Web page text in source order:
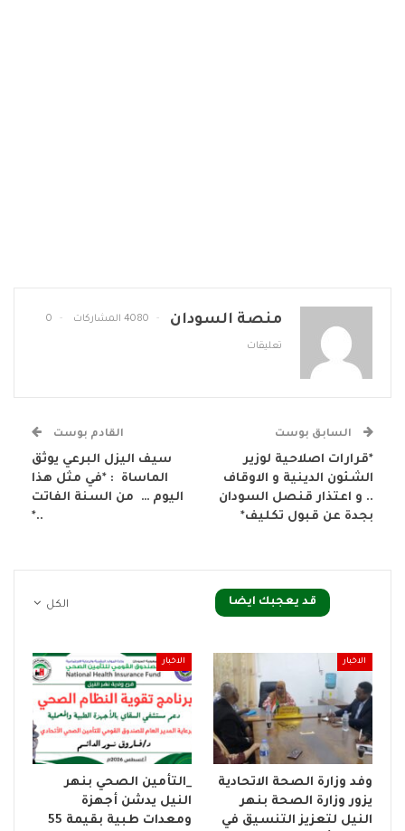
منصة السودان 4080 المشاركات 0
تعليقات
السابق بوست
*قرارات اصلاحية لوزير
الشئون الدينية و الاوقاف
.. و اعتذار قنصل السودان
بجدة عن قبول تكليف*
القادم بوست
سيف اليزل البرعي يوثق
الماساة : *في مثل هذا
اليوم … من السنة الفاتت
..*
الكل قد يعجبك ايضا
الاخبار
وفد وزارة الصحة الاتحادية
يزور وزارة الصحة بنهر
النيل لتعزيز التنسيق في
الاخبار
_التأمين الصحي بنهر
النيل يدشن أجهزة
ومعدات طبية بقيمة 55